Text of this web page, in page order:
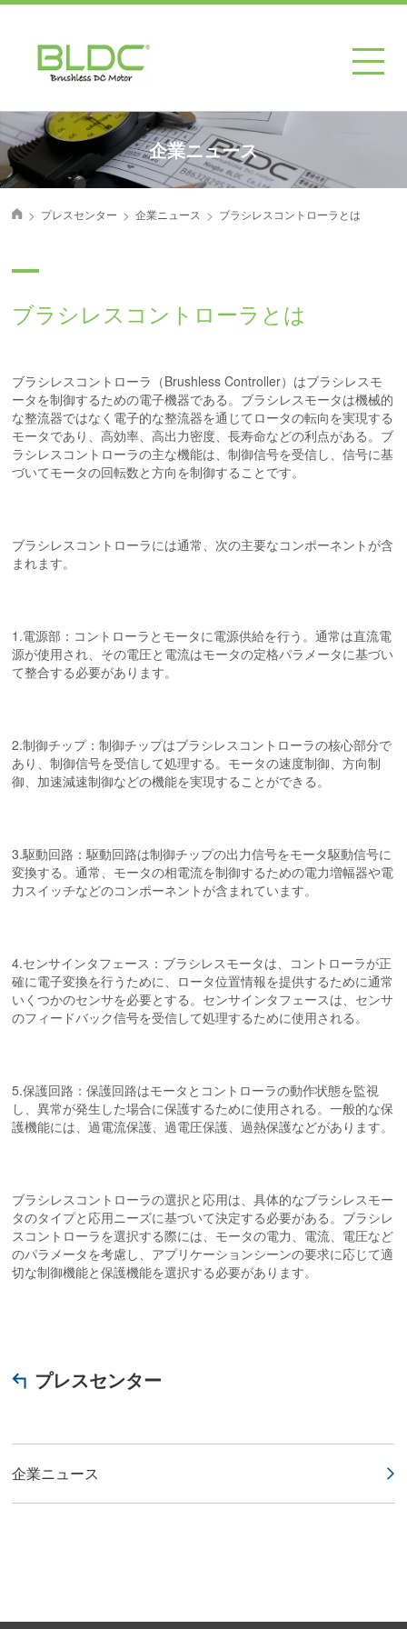
企業ニュース
首页
> プレスセンター > 企業ニュース > ブラシレスコントローラとは
ブラシレスコントローラとは
ブラシレスコントローラ（Brushless Controller）はブラシレスモ
ータを制御するための電子機器である。ブラシレスモータは機械的
な整流器ではなく電子的な整流器を通じてロータの転向を実現する
モータであり、高効率、高出力密度、長寿命などの利点がある。ブ
ラシレスコントローラの主な機能は、制御信号を受信し、信号に基
づいてモータの回転数と方向を制御することです。
ブラシレスコントローラには通常、次の主要なコンポーネントが含
まれます。
1.電源部：コントローラとモータに電源供給を行う。通常は直流電
源が使用され、その電圧と電流はモータの定格パラメータに基づい
て整合する必要があります。
2.制御チップ：制御チップはブラシレスコントローラの核心部分で
あり、制御信号を受信して処理する。モータの速度制御、方向制
御、加速減速制御などの機能を実現することができる。
3.駆動回路：駆動回路は制御チップの出力信号をモータ駆動信号に
変換する。通常、モータの相電流を制御するための電力増幅器や電
力スイッチなどのコンポーネントが含まれています。
4.センサインタフェース：ブラシレスモータは、コントローラが正
確に電子変換を行うために、ロータ位置情報を提供するために通常
いくつかのセンサを必要とする。センサインタフェースは、センサ
のフィードバック信号を受信して処理するために使用される。
5.保護回路：保護回路はモータとコントローラの動作状態を監視
し、異常が発生した場合に保護するために使用される。一般的な保
護機能には、過電流保護、過電圧保護、過熱保護などがあります。
ブラシレスコントローラの選択と応用は、具体的なブラシレスモー
タのタイプと応用ニーズに基づいて決定する必要がある。ブラシレ
スコントローラを選択する際には、モータの電力、電流、電圧など
のパラメータを考慮し、アプリケーションシーンの要求に応じて適
切な制御機能と保護機能を選択する必要があります。
プレスセンター
企業ニュース